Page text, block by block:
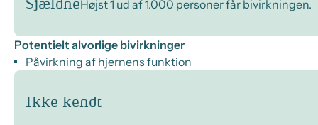
SjældneHøjst 1 ud af 1.000 personer får bivirkningen.
Potentielt alvorlige bivirkninger
Påvirkning af hjernens funktion
Ikke kendt